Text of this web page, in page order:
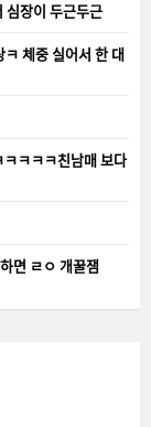
두근두근
체중 실어서 한 대
ㅋㅋㅋㅋ친남매 보다
ㄹㅇ 개꿀잼